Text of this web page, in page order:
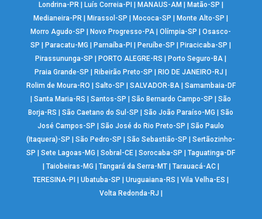
Londrina-PR| Luís Correia-PI MANAUS-AM Matão-SP
Medianeira-PR
Mirassol-SP Mococa-SP Monte Alto-SP
Morro Agudo-SP
Novo Progresso-PA |Olímpia-SP |Osasco-
SP
Paracatu-MG Parnaíba-PI Peruíbe-SP Piracicaba-SP
Pirassununga-SP
PORTO ALEGRE-RS Porto Seguro-BA
Praia Grande-SP
Ribeirão Preto-SP RIO DE JANEIRO-RJ
Rolim de Moura-RO
Salto-SP SALVADOR-BA| Samambaia-DF
|Santa Maria-RS |Santos-SP |São Bernardo Campo-SP |São
Borja-RS
|São Caetano do Sul-SP |São João Paraíso-MG |São
José Campos-SP
|São José do Rio Preto-SP |São Paulo
(Itaquera)-SP
|São Pedro-SP |São Sebastião-SP |Sertãozinho-
SP
|Sete Lagoas-MG |Sobral-CE |Sorocaba-SP |Taguatinga-DF
Taiobeiras-MG Tangará da Serra-MT| Tarauacá-AC|
TERESINA-PI
|Ubatuba-SP |Uruguaiana-RS |Vila Velha-ES
Volta Redonda-RJ